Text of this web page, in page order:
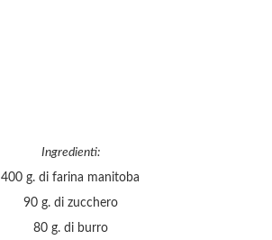
Ingredienti:
400 g. di farina manitoba
90 g. di zucchero
80 g. di burro